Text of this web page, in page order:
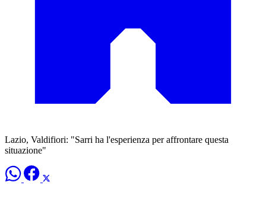
Lazio, Valdifiori: "Sarri ha l'esperienza per affrontare questa
situazione"